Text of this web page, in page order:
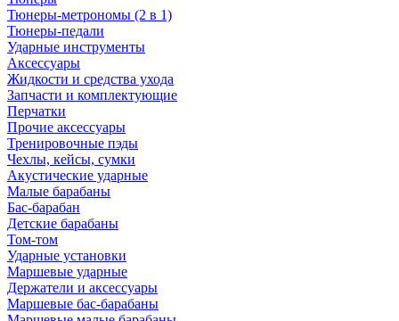
Тюнеры-метрономы (2 в 1)
Тюнеры-педали
Ударные инструменты
Аксессуары
Жидкости и средства ухода
Запчасти и комплектующие
Перчатки
Прочие аксессуары
Тренировочные пэды
Чехлы, кейсы, сумки
Акустические ударные
Mалые барабаны
Бас-барабан
Детские барабаны
Том-том
Ударные установки
Маршевые ударные
Держатели и аксессуары
Маршевые бас-барабаны